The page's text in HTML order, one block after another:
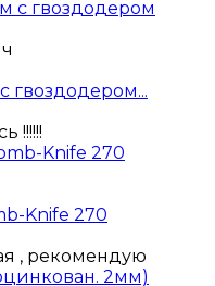
гвоздодером...
!!!!!!
Knife 270
, рекомендую